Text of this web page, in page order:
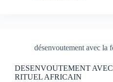
désenvoutement avec la
DESENVOUTEMENT AVEC
RITUEL AFRICAIN